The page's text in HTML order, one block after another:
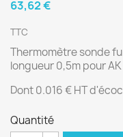
63,62 €
TTC
Thermomètre sonde
longueur 0,5m pour
Dont 0.016 € HT
Quantité